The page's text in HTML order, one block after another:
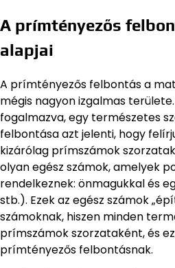
A prímtényezős
alapjai
A prímtényezős felbontás a
mégis nagyon izgalmas
fogalmazva, egy természetes
felbontása azt jelenti, hogy
kizárólag prímszámok
olyan egész számok, amelyek
rendelkeznek: önmagukkal és
stb.). Ezek az egész számok
számoknak, hiszen minden
prímszámok szorzataként, és
prímtényezős felbontásnak.